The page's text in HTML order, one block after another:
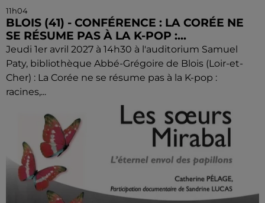
11h04
BLOIS (41) - CONFÉRENCE : LA CORÉE NE
SE RÉSUME PAS À LA K-POP :...
Jeudi 1er avril 2027 à 14h30 à l'auditorium Samuel
Paty, bibliothèque Abbé-Grégoire de Blois (Loir-et-
Cher) : La Corée ne se résume pas à la K-pop :
racines,...